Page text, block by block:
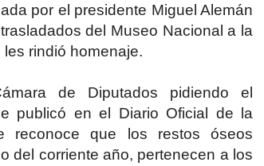
por el presidente Miguel Alemán
del Museo Nacional a la
rindió homenaje.
de Diputados pidiendo el
publicó en el Diario Oficial de la
reconoce que los restos óseos
del corriente año, pertenecen a los